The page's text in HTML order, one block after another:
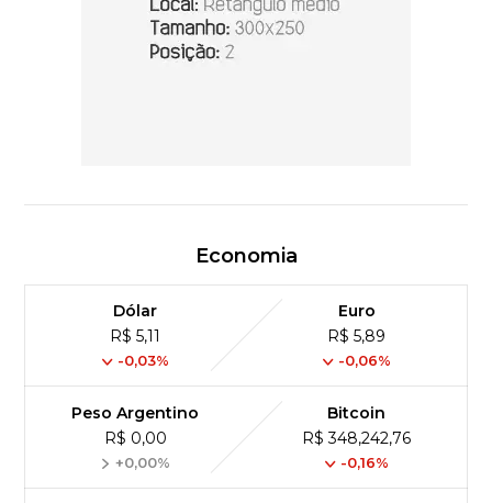
Economia
Dólar
R$ 5,11
-0,03%
Euro
R$ 5,89
-0,06%
Peso Argentino
R$ 0,00
+0,00%
Bitcoin
R$ 348,242,76
-0,16%